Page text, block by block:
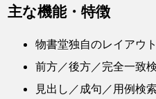
主な機能・特徴
物書堂独自のレイアウ
前方／後方／完全一致
見出し／成句／用例検索